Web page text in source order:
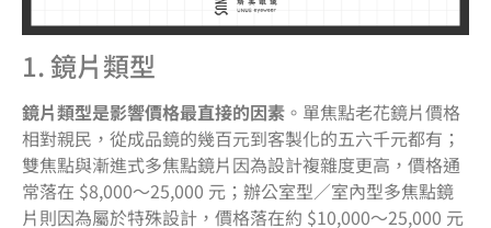
1. 鏡片類型
鏡片類型是影響價格最直接的因素 。單焦點老花鏡片價格
相對親民，從成品鏡的幾百元到客製化的五六千元都有；
雙焦點與漸進式多焦點鏡片因為設計複雜度更高，價格通
常落在 $8,000～25,000 元；辦公室型／室內型多焦點鏡
片則因為屬於特殊設計，價格落在約 $10,000～25,000 元